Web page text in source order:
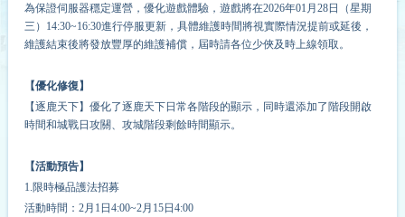
為保證伺服器穩定運營， 優化遊戲體驗，遊戲將在2026年01 月28日（星期
三）14:30~16:30進行停服更新，具體維護時間將視實際情況提前或延後，
維護結束後將發放豐厚的維護補償，屆時請各位少俠及時上線領取。
【優化修復】
【逐鹿天下】優化了逐鹿天下日常各階段的顯示，同時還添加了階段開啟
時間和城戰日攻關、攻城階段剩餘時間顯示。
【活動預告】
1.限時極品護法招募
活動時間：2月1日4:00~2月15日4:00